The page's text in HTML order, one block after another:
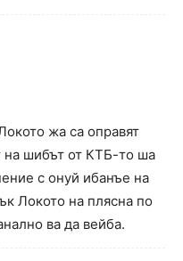
жа са оправят
шибът от КТБ-то ша
с онуй ибанъе на
Локото на плясна по
ва да вейба.